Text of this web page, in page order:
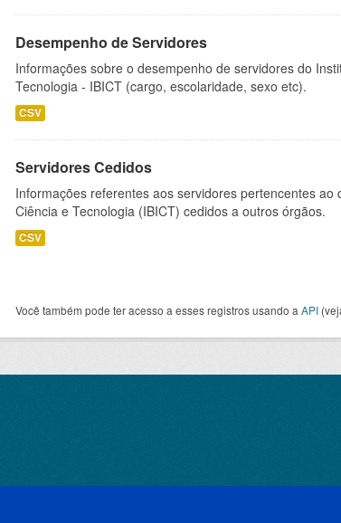
Desempenho de Servidores
Informações sobre o desempenho de servidores do
Tecnologia - IBICT (cargo, escolaridade, sexo etc).
CSV
Servidores Cedidos
Informações referentes aos servidores pertencentes
Ciência e Tecnologia (IBICT) cedidos a outros órgãos.
CSV
Você também pode ter acesso a esses registros usando a API